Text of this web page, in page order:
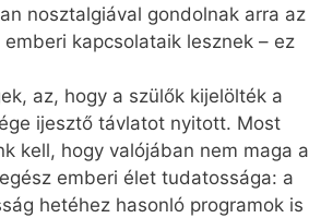
nosztalgiával gondolnak arra az
kapcsolataik lesznek – ez
az, hogy a szülők kijelölték a
ijesztő távlatot nyitott. Most
kell, hogy valójában nem maga a
emberi élet tudatossága: a
hetéhez hasonló programok is